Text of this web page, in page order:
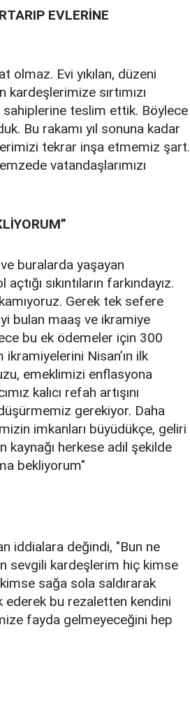
EVLERİNE
Evi yıkılan, düzeni
sırtımızı
teslim ettik. Böylece
Bu rakamı yıl sonuna kadar
tekrar inşa etmemiz şart.
vatandaşlarımızı
buralarda yaşayan
sıkıntıların farkındayız.
Gerek tek sefere
bulan maaş ve ikramiye
bu ek ödemeler için 300
Nisan’ın ilk
emeklimizi enflasyona
kalıcı refah artışını
gerekiyor. Daha
imkanları büyüdükçe, geliri
kaynağı herkese adil şekilde
bekliyorum"
iddialara değindi, "Bun ne
sevgili kardeşlerim hiç kimse
sağa sola saldırarak
bu rezaletten kendini
fayda gelmeyeceğini hep